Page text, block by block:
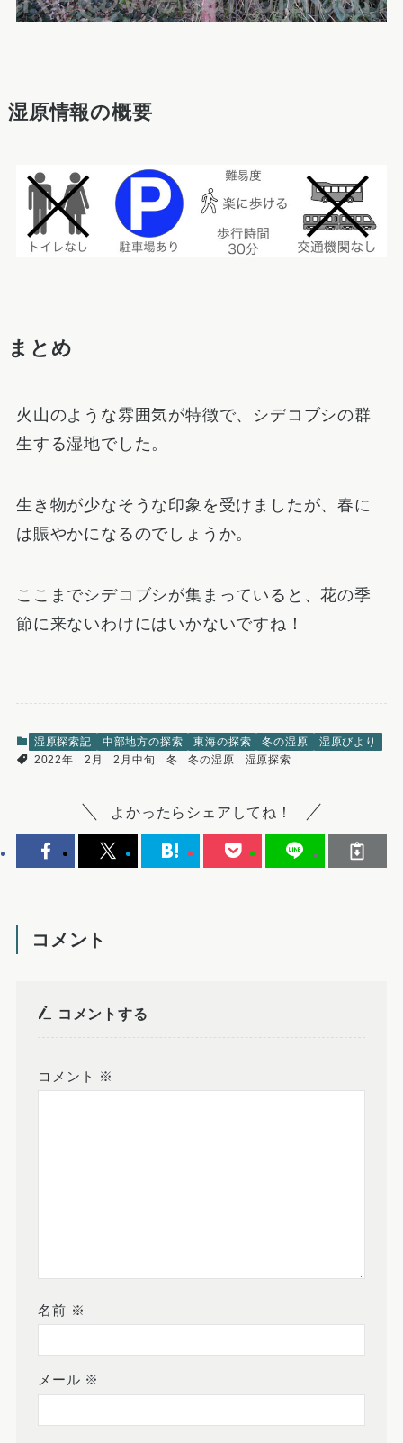
湿原情報の概要
まとめ
火山のような雰囲気が特徴で、シデコブシの群
生する湿地でした。
生き物が少なそうな印象を受けましたが、春に
は賑やかになるのでしょうか。
ここまでシデコブシが集まっていると、花の季
節に来ないわけにはいかないですね！
湿原探索記 中部地方の探索 東海の探索 冬の湿原
湿原びより
2022年
2月 2月中旬 冬 冬の湿原 湿原探索
よかったらシェアしてね！
コメント
コメントする
コメント ※
名前 ※
メール ※